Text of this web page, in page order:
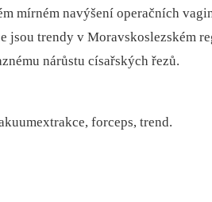
mírném navýšení operačních
jsou trendy v Moravskoslezském
nárůstu císařských řezů.
forceps, trend.